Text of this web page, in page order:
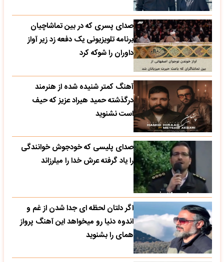
صدای پسری که در بین تماشاچیان
برنامه تلویزیونی یک دفعه زد زیر آواز
داوران را شوکه کرد
آهنگ کمتر شنیده شده از هنرمند
درگذشته حمید هیراد عزیز که حیف
است نشنوید
صدای پلیسی که خودجوش خوانندگی
را یاد گرفته عرش خدا را میلرزاند
اگر دلتان لحظه ای جدا شدن از غم و
اندوه دنیا رو میخواهد این آهنگ پرواز
همای را بشنوید